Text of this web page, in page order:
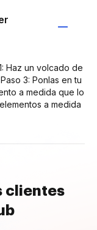
Haz un volcado de
3: Ponlas en tu
a medida que lo
a medida
clientes